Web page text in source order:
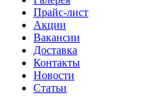
Прайс-лист
Акции
Вакансии
Доставка
Контакты
Новости
Статьи